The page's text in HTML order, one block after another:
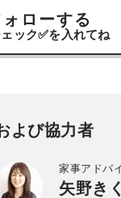
ローする
ック✅を入れてね
よび協力者
家事アドバ
矢野き